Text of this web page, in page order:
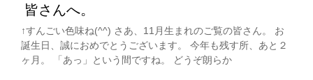
皆さんへ。
↑すんごい色味ね(^^) さあ、11月生まれのご覧の皆さん。 お
誕生日、誠におめでとうございます。 今年も残す所、あと２
ヶ月。 「あっ」という間ですね。 どうぞ朗らか